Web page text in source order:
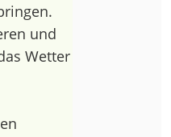
und
Wetter